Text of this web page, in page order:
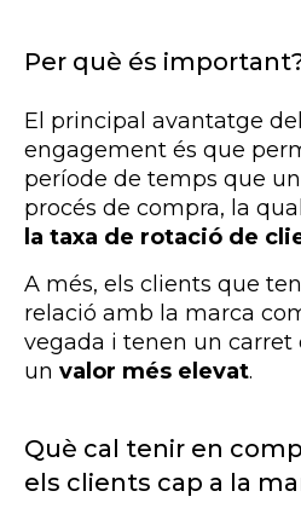
Per què és
El principal avantatge
engagement és que
període de temps que
procés de compra, la
la taxa de rotació de
A més, els clients que
relació amb la marca
vegada i tenen un carret
un valor més elevat.
Què cal tenir en
els clients cap a la